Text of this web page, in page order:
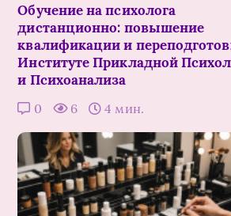
Обучение на психолога
дистанционно: повышение
квалификации и
Институте Прикладной
и Психоанализа
0 6 4 мин.